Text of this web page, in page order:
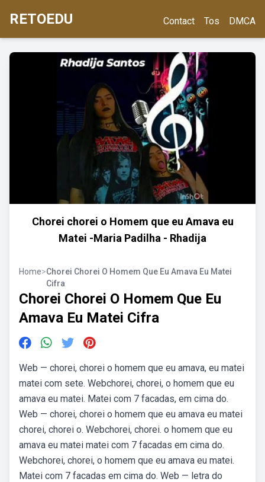
RETOEDU Contact Tos DMCA
Chorei chorei o Homem que eu Amava eu
Matei -Maria Padilha - Rhadija
Home>Chorei Chorei O Homem Que Eu Amava Eu Matei
Cifra
Chorei Chorei O Homem Que Eu
Amava Eu Matei Cifra
Web — chorei, chorei o homem que eu amava, eu matei
matei com sete. Webchorei, chorei, o homem que eu
amava eu matei. Matei com 7 facadas, em cima do.
Web — chorei, chorei o homem que eu amava eu matei
chorei, chorei o. Webchorei, chorei. o homem que eu
amava eu matei matei com 7 facadas em cima do.
Webchorei, chorei, o homem que eu amava eu matei.
Matei com 7 facadas em cima do. Web — letra do